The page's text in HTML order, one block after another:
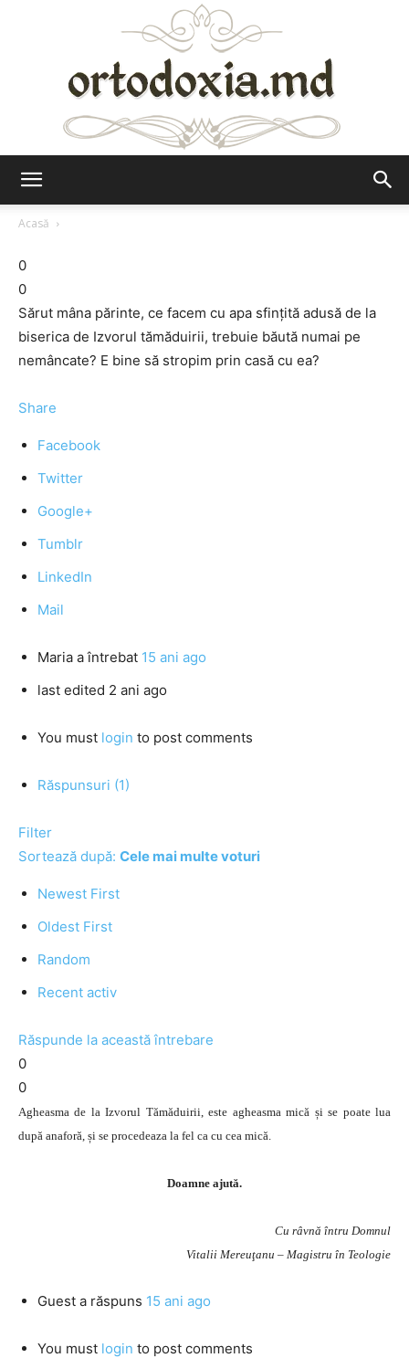
Acasă
0
0
Sărut mâna părinte, ce facem cu apa sfințită adusă de la
biserica de Izvorul tămăduirii, trebuie băută numai pe
nemâncate? E bine să stropim prin casă cu ea?
Share
Facebook
Twitter
Google+
Tumblr
LinkedIn
Mail
Maria a întrebat 15 ani ago
last edited 2 ani ago
You must login to post comments
Răspunsuri (1)
Filter
Sortează după: Cele mai multe voturi
Newest First
Oldest First
Random
Recent activ
Răspunde la această întrebare
0
0
Agheasma de la Izvorul Tămăduirii, este agheasma mică și se poate lua
după anaforă, și se procedeaza la fel ca cu cea mică.
Doamne ajută.
Cu râvnă întru Domnul
Vitalii Mereuţanu – Magistru în Teologie
Guest a răspuns 15 ani ago
You must login to post comments